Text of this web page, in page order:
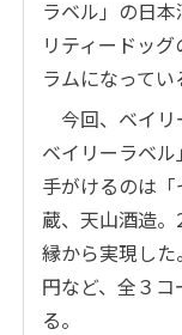
ラベル」の日
リティードッ
ラムになってい
今回、ベイリ
ベイリーラベル
手がけるのは
蔵、天山酒造
縁から実現し
円など、全３
る。